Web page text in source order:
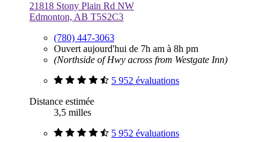
21818 Stony Plain Rd NW
Edmonton, AB T5S2C3
(780) 447-3063
Ouvert aujourd'hui de 7h am à 8h pm
(Northside of Hwy across from Westgate Inn)
5 952 évaluations
Distance estimée
3,5 milles
5 952 évaluations